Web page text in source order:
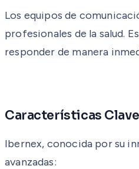
Los equipos de
profesionales de la salud.
responder de manera
Características
Ibernex, conocida por su
avanzadas: